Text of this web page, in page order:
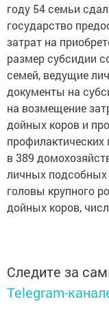
году 54 семьи
государство
затрат на
размер субсидии
семей, ведущие
документы на
на возмещение
дойных коров и
в 389
личных подсобных
головы крупного
дойных коров,
Следите за
Telegram-